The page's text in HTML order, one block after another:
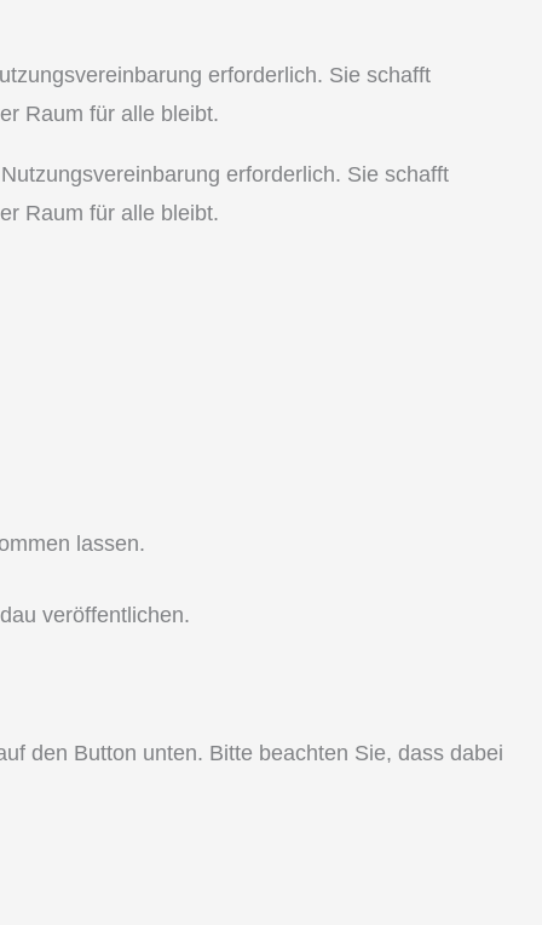
erforderlich. Sie schafft
Raum für alle bleibt.
erforderlich. Sie schafft
Raum für alle bleibt.
lassen.
veröffentlichen.
den Button unten. Bitte beachten Sie, dass dabei